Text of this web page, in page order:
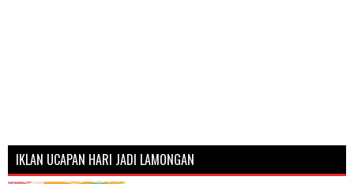
IKLAN UCAPAN HARI JADI LAMONGAN